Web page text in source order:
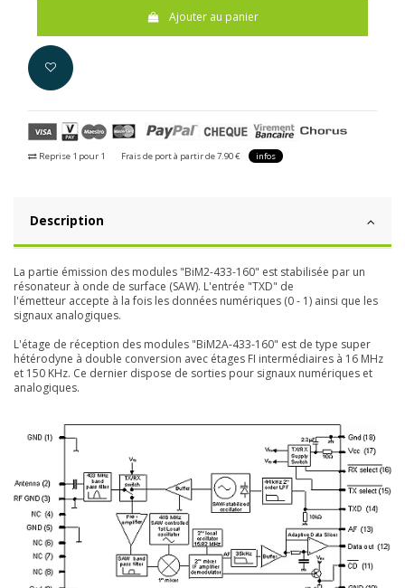
Ajouter au panier
Reprise 1 pour 1 Frais de port à partir de 7.90 € infos
Description
La partie émission des modules "BiM2-433-160" est stabilisée par un
résonateur à onde de surface (SAW). L'entrée "TXD" de
l'émetteur accepte à la fois les données numériques (0 - 1) ainsi que les
signaux analogiques.
L'étage de réception des modules "BiM2A-433-160" est de type super
hétérodyne à double conversion avec étages FI intermédiaires à 16 MHz
et 150 KHz. Ce dernier dispose de sorties pour signaux numériques et
analogiques.